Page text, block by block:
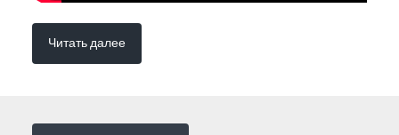
Читать далее